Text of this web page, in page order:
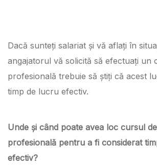
Dacă sunteți salariat și vă aflați în
angajatorul vă solicită să efectuați un
profesională trebuie să știți că acest
timp de lucru efectiv.
Unde și când poate avea loc cursul
profesională pentru a fi considerat
efectiv?